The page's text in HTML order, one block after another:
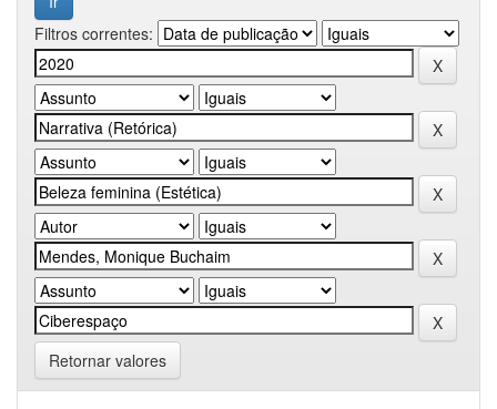
Filtros correntes:
Retornar valores